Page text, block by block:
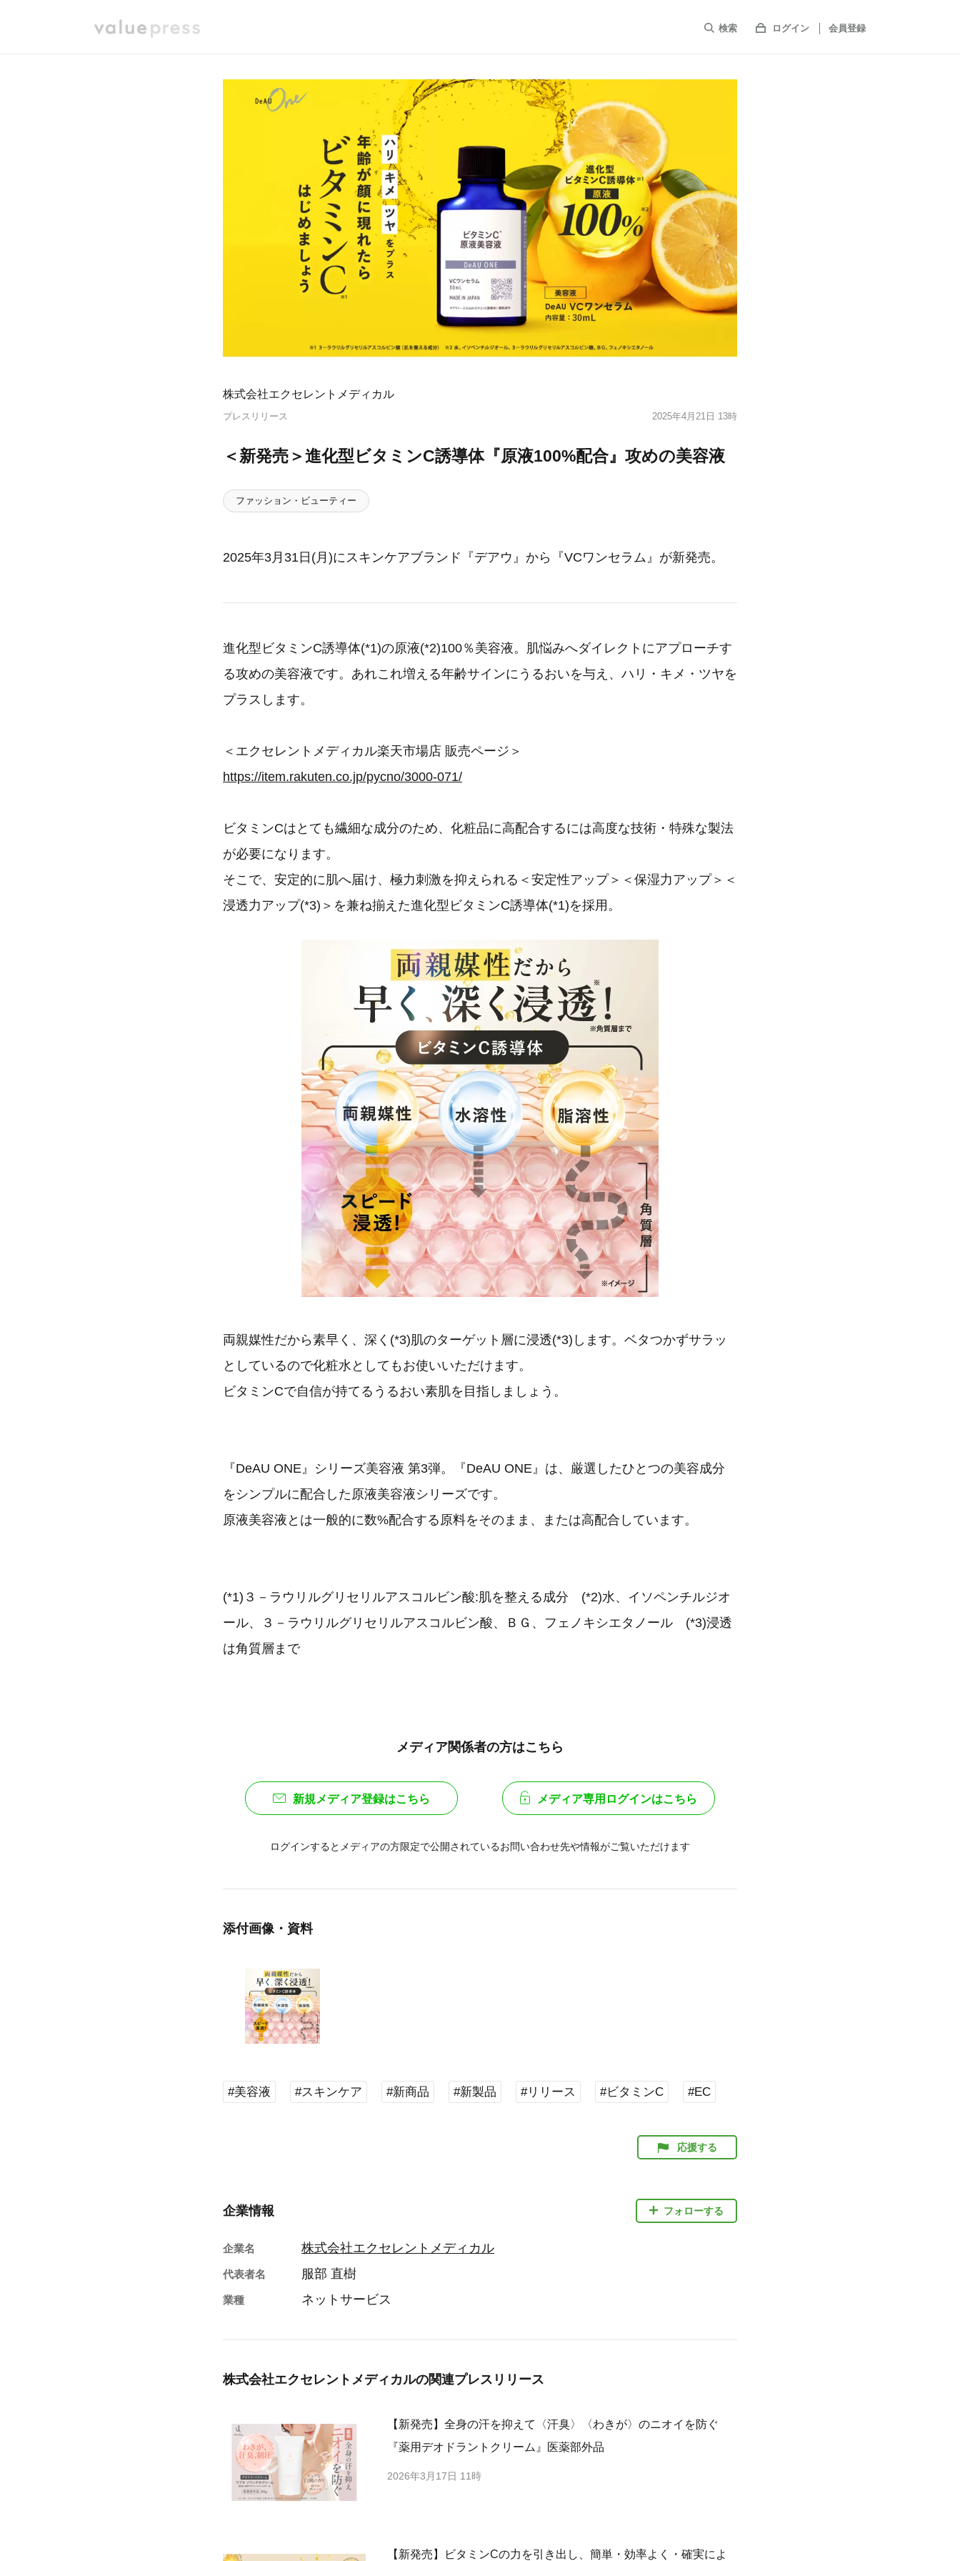
検索 ログイン 会員登録
株式会社エクセレントメディカル
プレスリリース 2025年4月21日 13時
＜新発売＞進化型ビタミンC誘導体『原液100%配合』攻めの美容液
ファッション・ビューティー
2025年3月31日(月)にスキンケアブランド『デアウ』から『VCワンセラム』が新発売。
進化型ビタミンC誘導体(*1)の原液(*2)100％美容液。肌悩みへダイレクトにアプローチす
る攻めの美容液です。あれこれ増える年齢サインにうるおいを与え、ハリ・キメ・ツヤを
プラスします。
＜エクセレントメディカル楽天市場店 販売ページ＞
https://item.rakuten.co.jp/pycno/3000-071/
ビタミンCはとても繊細な成分のため、化粧品に高配合するには高度な技術・特殊な製法
が必要になります。
そこで、安定的に肌へ届け、極力刺激を抑えられる＜安定性アップ＞＜保湿力アップ＞＜
浸透力アップ(*3)＞を兼ね揃えた進化型ビタミンC誘導体(*1)を採用。
両親媒性だから素早く、深く(*3)肌のターゲット層に浸透(*3)します。ベタつかずサラッ
としているので化粧水としてもお使いいただけます。
ビタミンCで自信が持てるうるおい素肌を目指しましょう。
『DeAU ONE』シリーズ美容液 第3弾。『DeAU ONE』は、厳選したひとつの美容成分
をシンプルに配合した原液美容液シリーズです。
原液美容液とは一般的に数%配合する原料をそのまま、または高配合しています。
(*1)３－ラウリルグリセリルアスコルビン酸:肌を整える成分 (*2)水、イソペンチルジオ
ール、３－ラウリルグリセリルアスコルビン酸、ＢＧ、フェノキシエタノール (*3)浸透
は角質層まで
メディア関係者の方はこちら
新規メディア登録はこちら メディア専用ログインはこちら
ログインするとメディアの方限定で公開されているお問い合わせ先や情報がご覧いただけます
添付画像・資料
#美容液 #スキンケア #新商品 #新製品 #リリース #ビタミンC #EC
応援する
企業情報 フォローする
企業名 株式会社エクセレントメディカル
代表者名 服部 直樹
業種 ネットサービス
株式会社エクセレントメディカルの関連プレスリリース
【新発売】全身の汗を抑えて〈汗臭〉〈わきが〉のニオイを防ぐ
『薬用デオドラントクリーム』医薬部外品
2026年3月17日 11時
【新発売】ビタミンCの力を引き出し、簡単・効率よく・確実によ